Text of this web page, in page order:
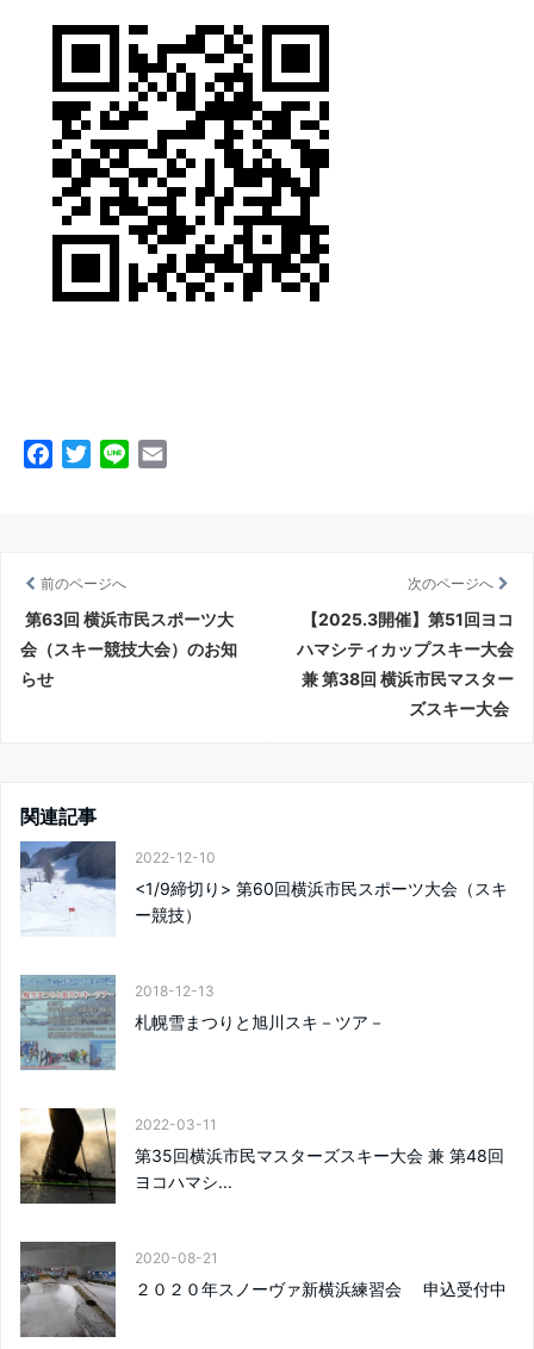
o
o
k
e
r
前のページへ
第63回 横浜市民スポーツ大
会（スキー競技大会）のお知
らせ
次のページへ
【2025.3開催】第51回ヨコ
ハマシティカップスキー大会
兼 第38回 横浜市民マスター
ズスキー大会
関連記事
2022-12-10
<1/9締切り> 第60回横浜市民スポーツ大会（スキ
ー競技）
2018-12-13
札幌雪まつりと旭川スキ－ツア－
2022-03-11
第35回横浜市民マスターズスキー大会 兼 第48回
ヨコハマシ...
2020-08-21
２０２０年スノーヴァ新横浜練習会 申込受付中